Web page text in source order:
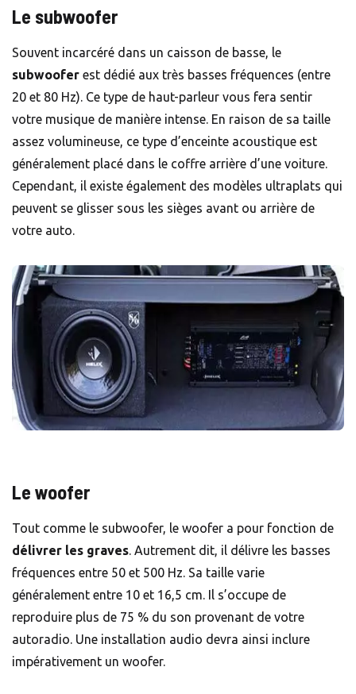
Le subwoofer
Souvent incarcéré dans un caisson de basse, le
subwoofer est dédié aux très basses fréquences (entre
20 et 80 Hz). Ce type de haut-parleur vous fera sentir
votre musique de manière intense. En raison de sa taille
assez volumineuse, ce type d’enceinte acoustique est
généralement placé dans le coffre arrière d’une voiture.
Cependant, il existe également des modèles ultraplats qui
peuvent se glisser sous les sièges avant ou arrière de
votre auto.
Le woofer
Tout comme le subwoofer, le woofer a pour fonction de
délivrer les graves. Autrement dit, il délivre les basses
fréquences entre 50 et 500 Hz. Sa taille varie
généralement entre 10 et 16,5 cm. Il s’occupe de
reproduire plus de 75 % du son provenant de votre
autoradio. Une installation audio devra ainsi inclure
impérativement un woofer.